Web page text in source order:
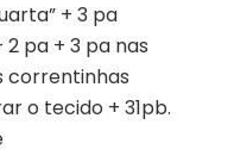
+ 3 pa
pa + 3 pa nas
correntinhas
o tecido + 31pb.